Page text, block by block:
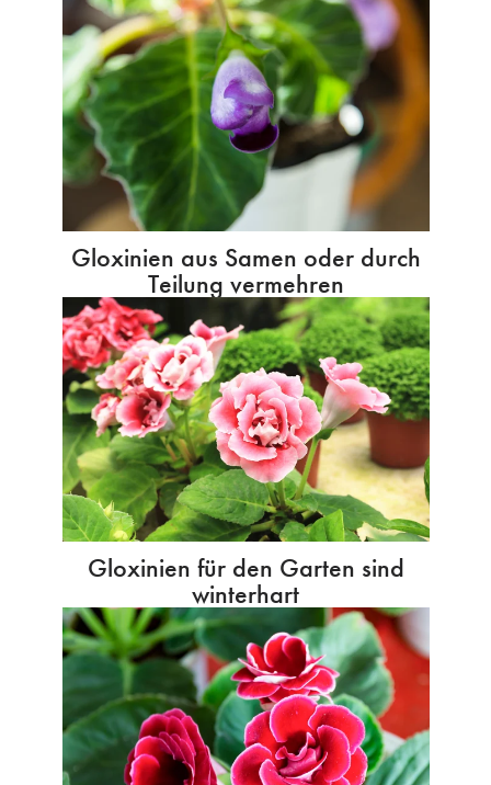
Gloxinien aus Samen oder durch
Teilung vermehren
Gloxinien für den Garten sind
winterhart